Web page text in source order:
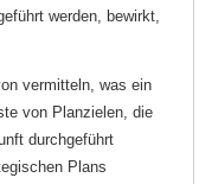
werden, bewirkt,
vermitteln, was ein
von Planzielen, die
durchgeführt
Plans